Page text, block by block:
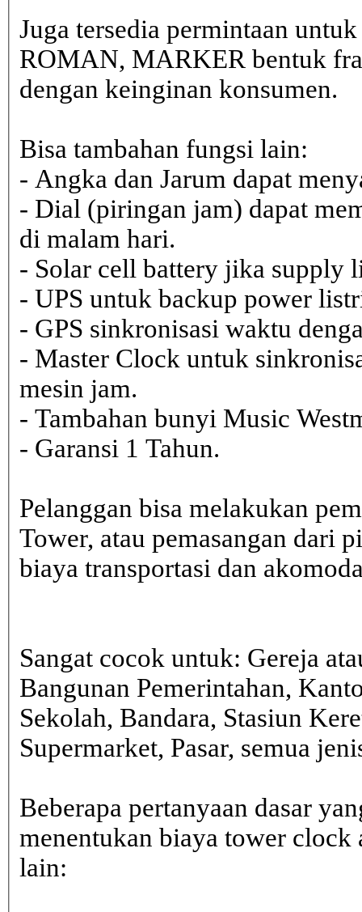
Juga tersedia permintaan
ROMAN, MARKER bentuk
dengan keinginan konsumen.
Bisa tambahan fungsi lain:
- Angka dan Jarum dapat
- Dial (piringan jam) dapat
di malam hari.
- Solar cell battery jika supply
- UPS untuk backup power
- GPS sinkronisasi waktu
- Master Clock untuk
mesin jam.
- Tambahan bunyi Music
- Garansi 1 Tahun.
Pelanggan bisa melakukan
Tower, atau pemasangan dari
biaya transportasi dan
Sangat cocok untuk: Gereja
Bangunan Pemerintahan,
Sekolah, Bandara, Stasiun
Supermarket, Pasar, semua
Beberapa pertanyaan dasar
menentukan biaya tower clock
lain: